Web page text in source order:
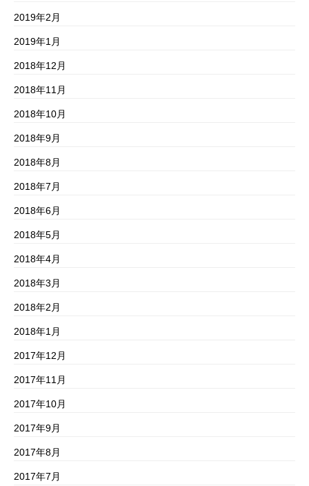
2019年2月
2019年1月
2018年12月
2018年11月
2018年10月
2018年9月
2018年8月
2018年7月
2018年6月
2018年5月
2018年4月
2018年3月
2018年2月
2018年1月
2017年12月
2017年11月
2017年10月
2017年9月
2017年8月
2017年7月